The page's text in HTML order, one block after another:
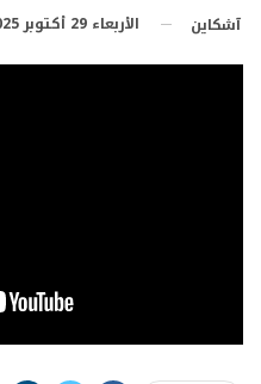
آشكاين الأربعاء 29 أكتوبر 2025 - 21:15